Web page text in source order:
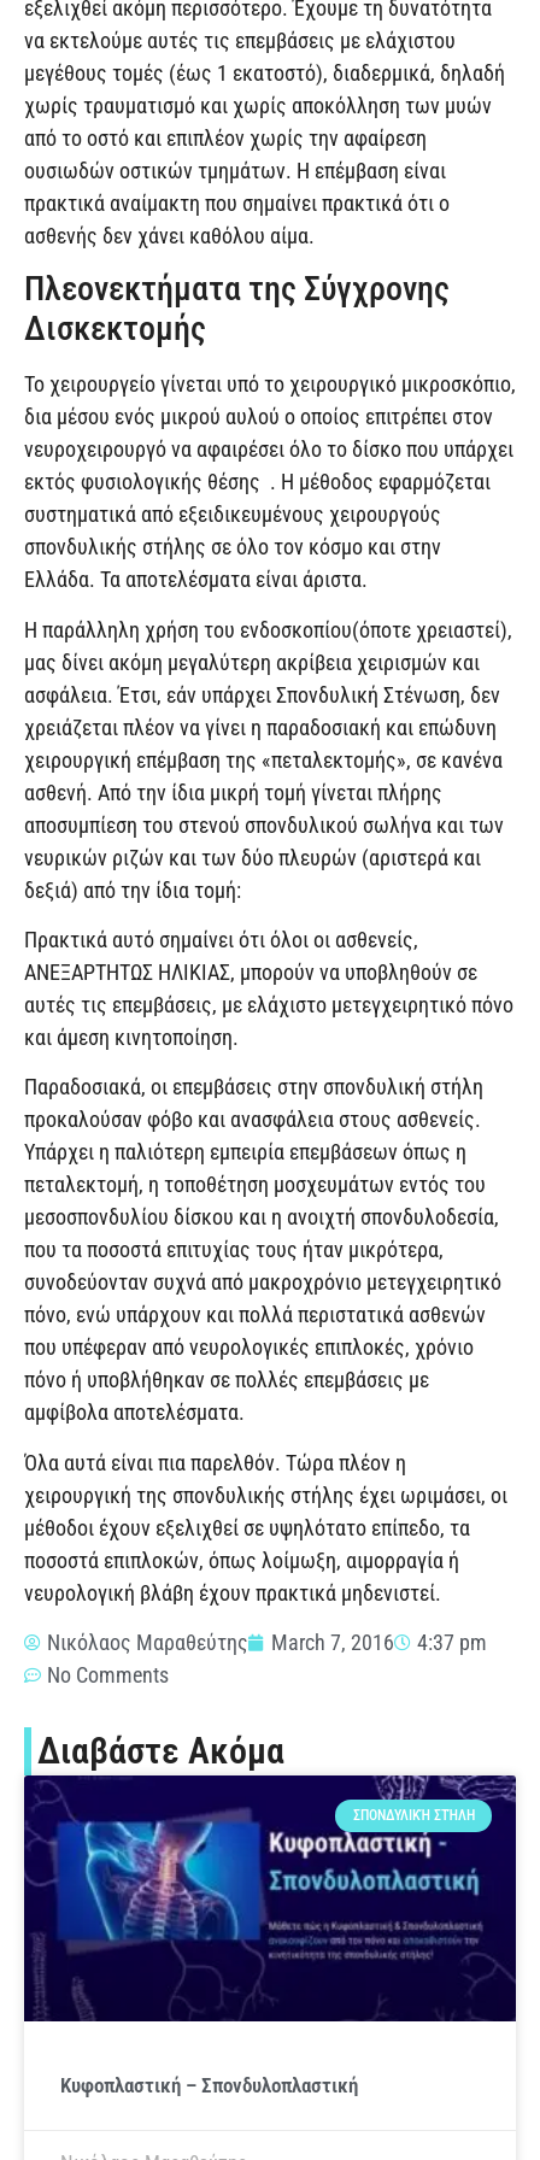
εξελιχθεί ακόμη περισσότερο. Έχουμε τη δυνατότητα
να εκτελούμε αυτές τις επεμβάσεις με ελάχιστου
μεγέθους τομές (έως 1 εκατοστό), διαδερμικά, δηλαδή
χωρίς τραυματισμό και χωρίς αποκόλληση των μυών
από το οστό και επιπλέον χωρίς την αφαίρεση
ουσιωδών οστικών τμημάτων. Η επέμβαση είναι
πρακτικά αναίμακτη που σημαίνει πρακτικά ότι ο
ασθενής δεν χάνει καθόλου αίμα.
Πλεονεκτήματα της Σύγχρονης
Δισκεκτομής
Το χειρουργείο γίνεται υπό το χειρουργικό μικροσκόπιο,
δια μέσου ενός μικρού αυλού ο οποίος επιτρέπει στον
νευροχειρουργό να αφαιρέσει όλο το δίσκο που υπάρχει
εκτός φυσιολογικής θέσης . Η μέθοδος εφαρμόζεται
συστηματικά από εξειδικευμένους χειρουργούς
σπονδυλικής στήλης σε όλο τον κόσμο και στην
Ελλάδα. Τα αποτελέσματα είναι άριστα.
Η παράλληλη χρήση του ενδοσκοπίου(όποτε χρειαστεί),
μας δίνει ακόμη μεγαλύτερη ακρίβεια χειρισμών και
ασφάλεια. Έτσι, εάν υπάρχει Σπονδυλική Στένωση, δεν
χρειάζεται πλέον να γίνει η παραδοσιακή και επώδυνη
χειρουργική επέμβαση της «πεταλεκτομής», σε κανένα
ασθενή. Από την ίδια μικρή τομή γίνεται πλήρης
αποσυμπίεση του στενού σπονδυλικού σωλήνα και των
νευρικών ριζών και των δύο πλευρών (αριστερά και
δεξιά) από την ίδια τομή:
Πρακτικά αυτό σημαίνει ότι όλοι οι ασθενείς,
ΑΝΕΞΑΡΤΗΤΩΣ ΗΛΙΚΙΑΣ, μπορούν να υποβληθούν σε
αυτές τις επεμβάσεις, με ελάχιστο μετεγχειρητικό πόνο
και άμεση κινητοποίηση.
Παραδοσιακά, οι επεμβάσεις στην σπονδυλική στήλη
προκαλούσαν φόβο και ανασφάλεια στους ασθενείς.
Υπάρχει η παλιότερη εμπειρία επεμβάσεων όπως η
πεταλεκτομή, η τοποθέτηση μοσχευμάτων εντός του
μεσοσπονδυλίου δίσκου και η ανοιχτή σπονδυλοδεσία,
που τα ποσοστά επιτυχίας τους ήταν μικρότερα,
συνοδεύονταν συχνά από μακροχρόνιο μετεγχειρητικό
πόνο, ενώ υπάρχουν και πολλά περιστατικά ασθενών
που υπέφεραν από νευρολογικές επιπλοκές, χρόνιο
πόνο ή υποβλήθηκαν σε πολλές επεμβάσεις με
αμφίβολα αποτελέσματα.
Όλα αυτά είναι πια παρελθόν. Τώρα πλέον η
χειρουργική της σπονδυλικής στήλης έχει ωριμάσει, οι
μέθοδοι έχουν εξελιχθεί σε υψηλότατο επίπεδο, τα
ποσοστά επιπλοκών, όπως λοίμωξη, αιμορραγία ή
νευρολογική βλάβη έχουν πρακτικά μηδενιστεί.
Νικόλαος Μαραθεύτης
March 7, 2016
4:37 pm
No Comments
Διαβάστε Ακόμα
ΣΠΟΝΔΥΛΙΚΉ ΣΤΉΛΗ
Κυφοπλαστική – Σπονδυλοπλαστική